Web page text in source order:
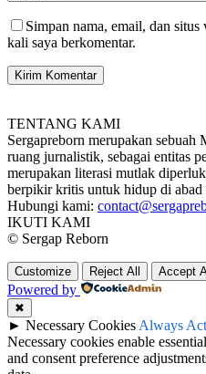
Simpan nama, email, dan
kali saya berkomentar.
TENTANG KAMI
Sergapreborn merupakan
ruang jurnalistik, sebagai entitas
merupakan literasi mutlak
berpikir kritis untuk hidup di abad
Hubungi kami:
IKUTI KAMI
© Sergap Reborn
Customize Reject All Accept
Powered by
✖
► Necessary Cookies Always
Necessary cookies enable
and consent preference